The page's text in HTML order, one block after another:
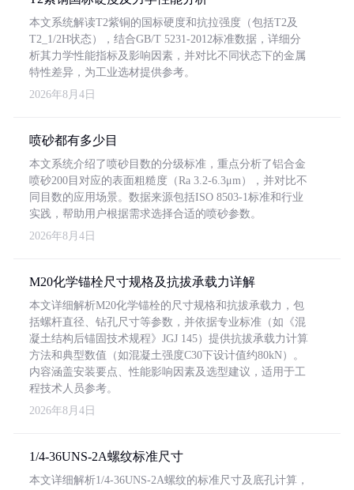
本文系统解读T2紫铜的国标硬度和抗拉强度（包括T2及
T2_1/2H状态），结合GB/T 5231-2012标准数据，详细分
析其力学性能指标及影响因素，并对比不同状态下的金属
特性差异，为工业选材提供参考。
2026年8月4日
喷砂都有多少目
本文系统介绍了喷砂目数的分级标准，重点分析了铝合金
喷砂200目对应的表面粗糙度（Ra 3.2-6.3μm），并对比不
同目数的应用场景。数据来源包括ISO 8503-1标准和行业
实践，帮助用户根据需求选择合适的喷砂参数。
2026年8月4日
M20化学锚栓尺寸规格及抗拔承载力详解
本文详细解析M20化学锚栓的尺寸规格和抗拔承载力，包
括螺杆直径、钻孔尺寸等参数，并依据专业标准（如《混
凝土结构后锚固技术规程》JGJ 145）提供抗拔承载力计算
方法和典型数值（如混凝土强度C30下设计值约80kN）。
内容涵盖安装要点、性能影响因素及选型建议，适用于工
程技术人员参考。
2026年8月4日
1/4-36UNS-2A螺纹标准尺寸
本文详细解析1/4-36UNS-2A螺纹的标准尺寸及底孔计算，